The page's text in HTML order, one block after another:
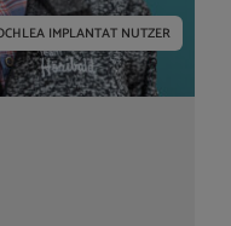
IMPLANTAT NUTZER